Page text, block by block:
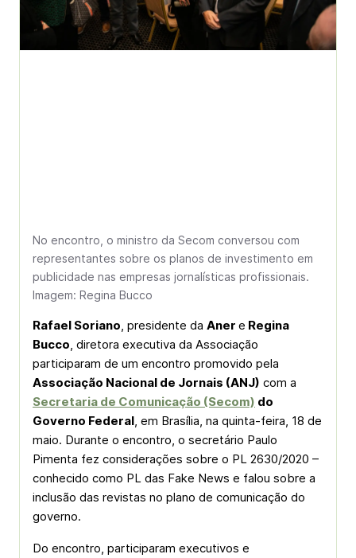
No encontro, o ministro da Secom conversou com
representantes sobre os planos de investimento em
publicidade nas empresas jornalísticas profissionais.
Imagem: Regina Bucco
Rafael Soriano, presidente da Aner e Regina
Bucco, diretora executiva da Associação
participaram de um encontro promovido pela
Associação Nacional de Jornais (ANJ) com a
Secretaria de Comunicação (Secom) do
Governo Federal, em Brasília, na quinta-feira, 18 de
maio. Durante o encontro, o secretário Paulo
Pimenta fez considerações sobre o PL 2630/2020 –
conhecido como PL das Fake News e falou sobre a
inclusão das revistas no plano de comunicação do
governo.
Do encontro, participaram executivos e